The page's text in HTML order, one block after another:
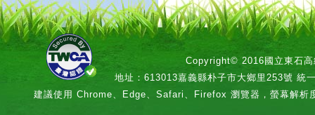
Copyright© 2016國立東石高
地址：613013嘉義縣朴子市大鄉里253號 統
建議使用 Chrome、Edge、Safari、Firefox 瀏覽器，螢幕解